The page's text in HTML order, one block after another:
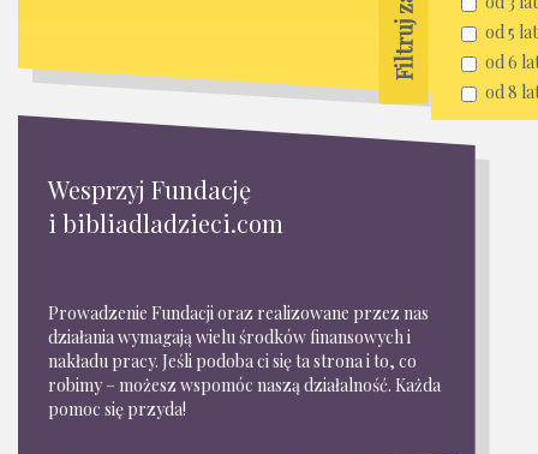
od 5 lat
od 6
od 8
Wesprzyj Fundację
i bibliadladzieci.com
Prowadzenie Fundacji oraz realizowane przez nas
działania wymagają wielu środków finansowych i
nakładu pracy. Jeśli podoba ci się ta strona i to, co
robimy – możesz wspomóc naszą działalność. Każda
pomoc się przyda!